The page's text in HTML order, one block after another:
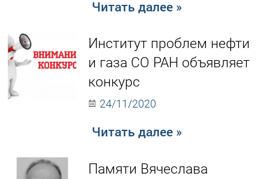
Читать далее »
Институт проблем нефти
и газа СО РАН объявляет
конкурс
24/11/2020
Читать далее »
Памяти Вячеслава